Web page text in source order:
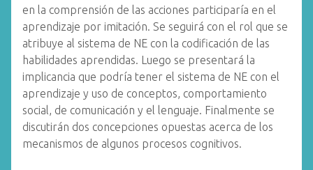
en la comprensión de las acciones participaría en el
aprendizaje por imitación. Se seguirá con el rol que se
atribuye al sistema de NE con la codificación de las
habilidades aprendidas. Luego se presentará la
implicancia que podría tener el sistema de NE con el
aprendizaje y uso de conceptos, comportamiento
social, de comunicación y el lenguaje. Finalmente se
discutirán dos concepciones opuestas acerca de los
mecanismos de algunos procesos cognitivos.